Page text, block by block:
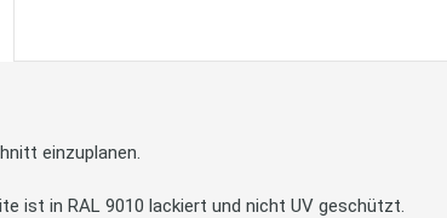
einzuplanen.
ist in RAL 9010 lackiert und nicht UV geschützt.